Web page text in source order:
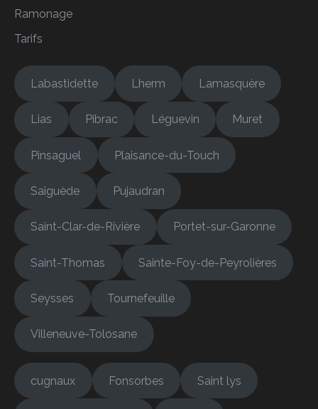
Ramonage
Tarifs
Labastidette Lherm Lamasquère
Lias Pibrac Léguevin Muret
Pinsaguel Plaisance-du-Touch
Saiguède Pujaudran
Saint-Clar-de-Rivière Portet-sur-Garonne
Saint-Thomas Sainte-Foy-de-Peyrolières
Seysses Tournefeuille
Villeneuve-Tolosane
cugnaux Fonsorbes Saint lys